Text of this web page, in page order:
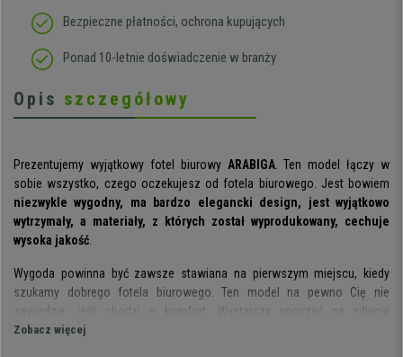
Bezpieczne płatności, ochrona kupujących
Ponad 10-letnie doświadczenie w branży
Opis szczegółowy
Prezentujemy wyjątkowy fotel biurowy ARABIGA. Ten model łączy w
sobie wszystko, czego oczekujesz od fotela biurowego. Jest bowiem
niezwykle wygodny, ma bardzo elegancki design, jest wyjątkowo
wytrzymały, a materiały, z których został wyprodukowany, cechuje
wysoka jakość
Wygoda powinna być zawsze stawiana na pierwszym miejscu, kiedy
szukamy dobrego fotela biurowego. Ten model na pewno Cię nie
zawiedzie, jeśli chodzi o komfort. Wystarczy spojrzeć na zdjęcia
produktowe, aby zdać sobie sprawę, że mamy do czynienia z
Zobacz więcej